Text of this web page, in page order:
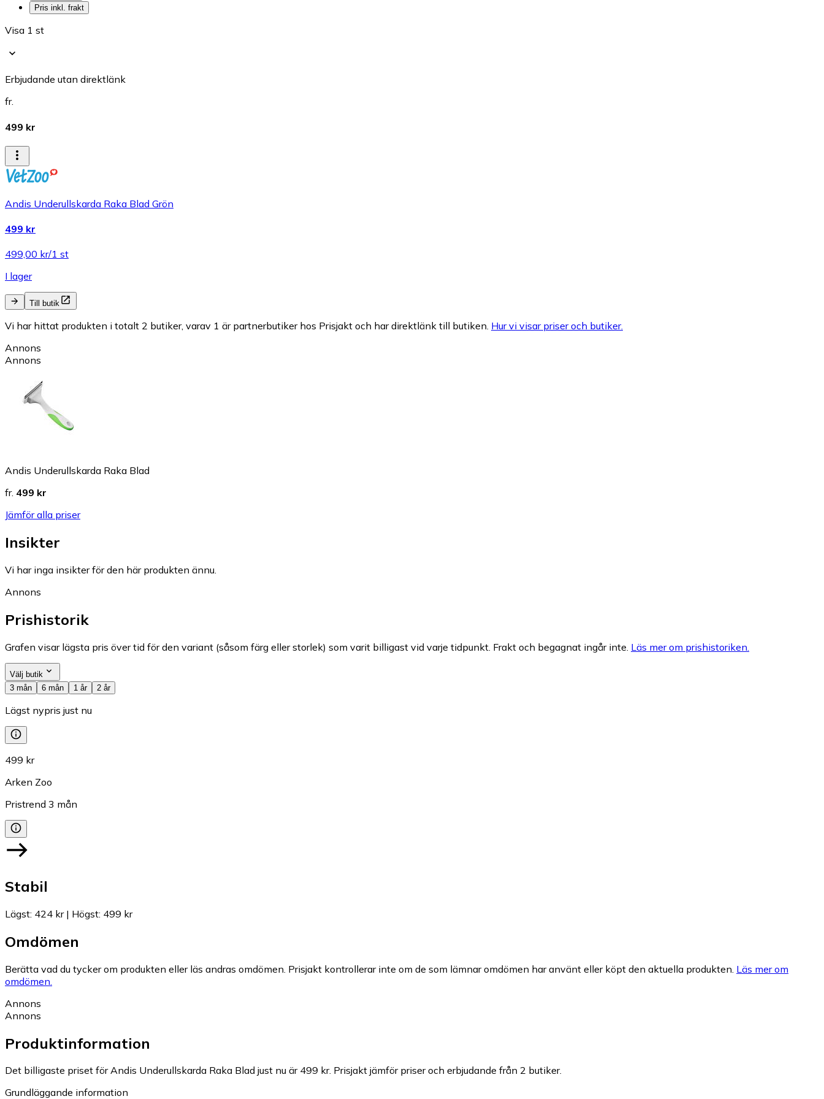
Pris inkl. frakt
Visa 1 st
Erbjudande utan direktlänk
fr.
499 kr
Andis Underullskarda Raka Blad Grön
499 kr
499,00 kr/1 st
I lager
Till butik
Vi har hittat produkten i totalt 2 butiker, varav 1 är partnerbutiker hos Prisjakt och har direktlänk till butiken. Hur vi visar priser och butiker.
Annons
Annons
Andis Underullskarda Raka Blad
fr. 499 kr
Jämför alla priser
Insikter
Vi har inga insikter för den här produkten ännu.
Annons
Prishistorik
Grafen visar lägsta pris över tid för den variant (såsom färg eller storlek) som varit billigast vid varje tidpunkt. Frakt och begagnat ingår inte. Läs mer om prishistoriken.
Välj butik
3 mån
6 mån 1 år 2 år
Lägst nypris just nu
499 kr
Arken Zoo
Pristrend 3 mån
Stabil
Lägst: 424 kr| Högst: 499 kr
Omdömen
Berätta vad du tycker om produkten eller läs andras omdömen. Prisjakt kontrollerar inte om de som lämnar omdömen har använt eller köpt den aktuella produkten. Läs mer om
omdömen.
Annons
Annons
Produktinformation
Det billigaste priset för Andis Underullskarda Raka Blad just nu är 499 kr. Prisjakt jämför priser och erbjudande från 2 butiker.
Grundläggande information